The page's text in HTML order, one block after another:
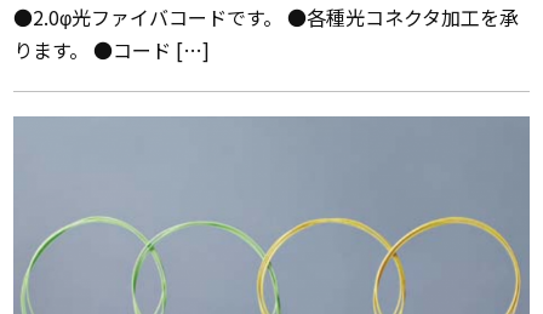
●2.0φ光ファイバコードです。 ●各種光コネクタ加工を承
ります。 ●コード […]